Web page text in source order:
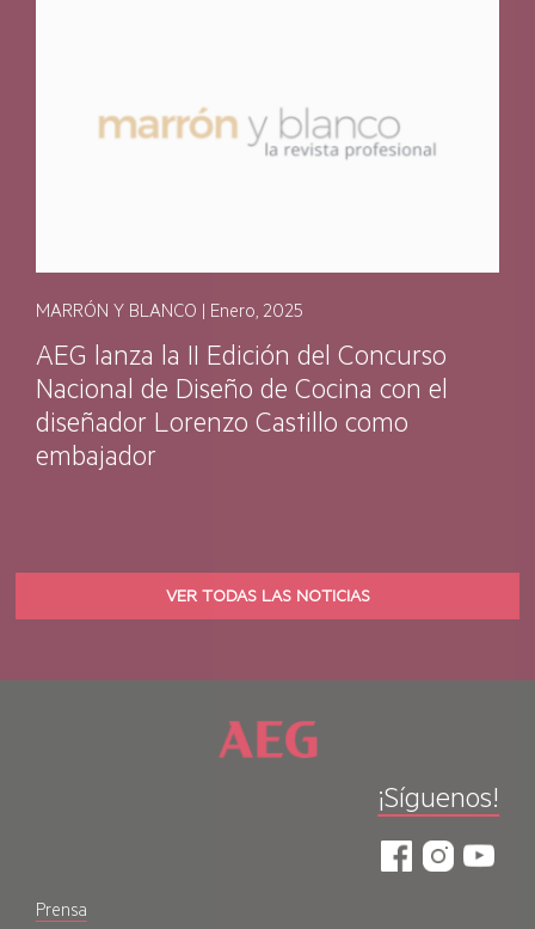
MARRÓN Y BLANCO | Enero, 2025
AEG lanza la II Edición del Concurso
Nacional de Diseño de Cocina con el
diseñador Lorenzo Castillo como
¡Síguenos!